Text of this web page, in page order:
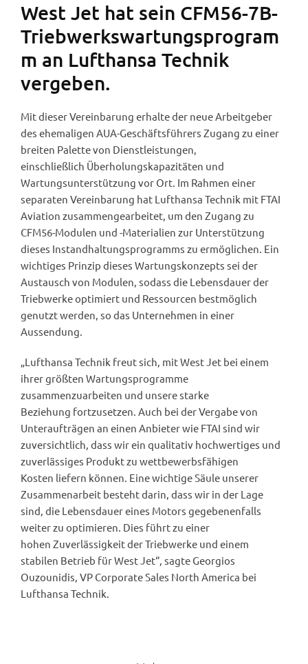
West Jet hat sein CFM56-7B-
Triebwerkswartungsprogram
m an Lufthansa Technik
vergeben.
Mit dieser Vereinbarung erhalte der neue Arbeitgeber
des ehemaligen AUA-Geschäftsführers Zugang zu einer
breiten Palette von Dienstleistungen,
einschließlich Überholungskapazitäten und
Wartungsunterstützung vor Ort. Im Rahmen einer
separaten Vereinbarung hat Lufthansa Technik mit FTAI
Aviation zusammengearbeitet, um den Zugang zu
CFM56-Modulen und -Materialien zur Unterstützung
dieses Instandhaltungsprogramms zu ermöglichen. Ein
wichtiges Prinzip dieses Wartungskonzepts sei der
Austausch von Modulen, sodass die Lebensdauer der
Triebwerke optimiert und Ressourcen bestmöglich
genutzt werden, so das Unternehmen in einer
Aussendung.
„Lufthansa Technik freut sich, mit West Jet bei einem
ihrer größten Wartungsprogramme
zusammenzuarbeiten und unsere starke
Beziehung fortzusetzen. Auch bei der Vergabe von
Unteraufträgen an einen Anbieter wie FTAI sind wir
zuversichtlich, dass wir ein qualitativ hochwertiges und
zuverlässiges Produkt zu wettbewerbsfähigen
Kosten liefern können. Eine wichtige Säule unserer
Zusammenarbeit besteht darin, dass wir in der Lage
sind, die Lebensdauer eines Motors gegebenenfalls
weiter zu optimieren. Dies führt zu einer
hohen Zuverlässigkeit der Triebwerke und einem
stabilen Betrieb für West Jet“, sagte Georgios
Ouzounidis, VP Corporate Sales North America bei
Lufthansa Technik.